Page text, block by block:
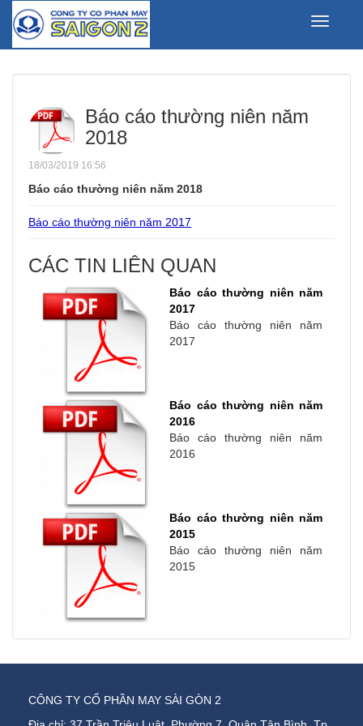
Toggle
Báo cáo thường niên năm
2018
18/03/2019 16:56
Báo cáo thường niên năm 2018
Báo cáo thường niên năm 2017
CÁC TIN LIÊN QUAN
Báo cáo thường niên năm
2017
Báo cáo thường niên năm
2017
Báo cáo thường niên năm
2016
Báo cáo thường niên năm
2016
Báo cáo thường niên năm
2015
Báo cáo thường niên năm
2015
CÔNG TY CỔ PHẦN MAY SÀI GÒN 2